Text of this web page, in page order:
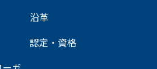
沿革
認定・資格